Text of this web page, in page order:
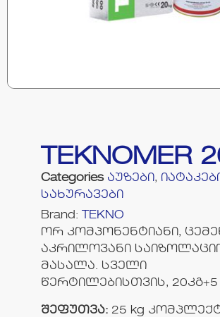
TEKNOMER
Categories აუზები,
სახურავები
Brand:
TEKNO
ორ კომპონენტიანი,
აკრილოვანი
მასალა. სველი
წერტილებისთვის, 20კგ+5
შეფუთვა: 25 kg